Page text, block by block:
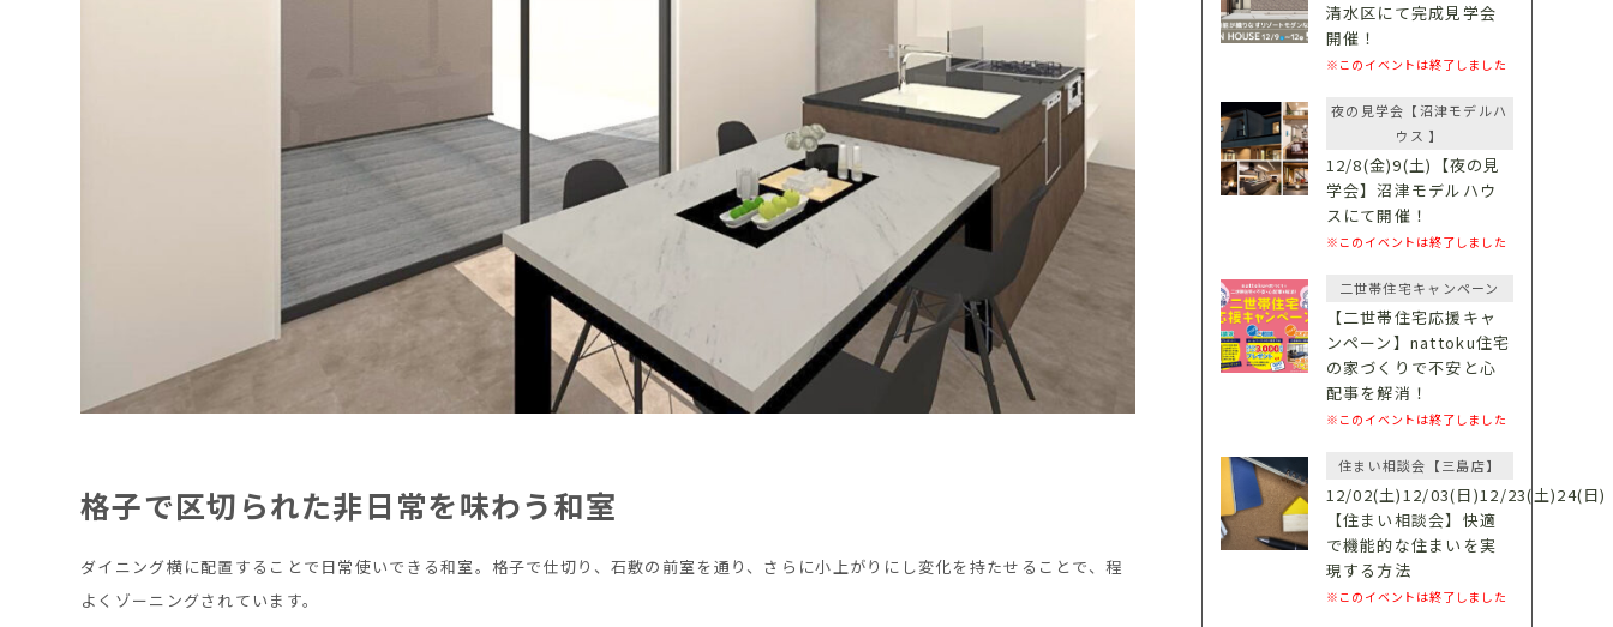
格子で区切られた非日常を味わう和室
ダイニング横に配置することで日常使いできる和室。格子で仕切り、石敷の前室を通り、さらに小上がりにし変化を持たせることで、程
よくゾーニングされています。
清水区にて完成見学会
開催！
※このイベントは終了しました
夜の見学会【沼津モデルハ
ウス 】
12/8(金)9(土)【夜の見
学会】沼津モデルハウ
スにて開催！
※このイベントは終了しました
二世帯住宅キャンペーン
【二世帯住宅応援キャ
ンペーン】nattoku住宅
の家づくりで不安と心
配事を解消！
※このイベントは終了しました
住まい相談会【三島店】
12/02(土)12/03(日)12/23(土)24(日)
【住まい相談会】快適
で機能的な住まいを実
現する方法
※このイベントは終了しました